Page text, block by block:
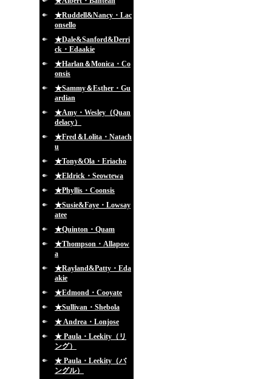
★Ruddell&Nancy・Lac
onsello
★Dale&Sanford&Derri
ck・Edaakie
★Harlan＆Monica・Co
onsis
★Sammy＆Esther・Gu
ardian
★Amy・Wesley（Quan
delacy）
★Fred＆Lolita・Natach
u
★Tony&Ola・Eriacho
★Eldrick・Seowtewa
★Phyllis・Coonsis
★Susie&Faye・Lowsay
atee
★Quinton・Quam
★Thompson・Allapow
a
★Rayland&Patty・Eda
akie
★Edmond・Cooyate
★Sullivan・Shebola
★ Andrea・Lonjose
★ Paula・Leekity（リ
ング）
★ Paula・Leekity（バ
ングル）